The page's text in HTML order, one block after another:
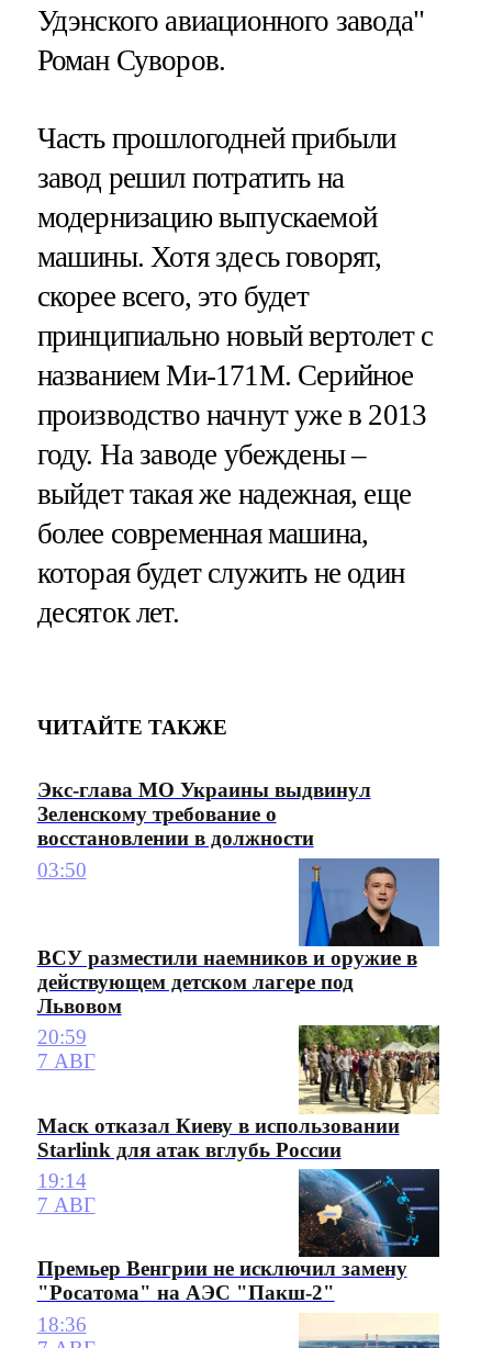
Удэнского авиационного завода"
Роман Суворов.
Часть прошлогодней прибыли
завод решил потратить на
модернизацию выпускаемой
машины. Хотя здесь говорят,
скорее всего, это будет
принципиально новый вертолет с
названием Ми-171М. Серийное
производство начнут уже в 2013
году. На заводе убеждены –
выйдет такая же надежная, еще
более современная машина,
которая будет служить не один
десяток лет.
ЧИТАЙТЕ ТАКЖЕ
Экс-глава МО Украины выдвинул
Зеленскому требование о
восстановлении в должности
03:50
ВСУ разместили наемников и оружие в
действующем детском лагере под
Львовом
20:59
7 АВГ
Маск отказал Киеву в использовании
Starlink для атак вглубь России
19:14
7 АВГ
Премьер Венгрии не исключил замену
"Росатома" на АЭС "Пакш-2"
18:36